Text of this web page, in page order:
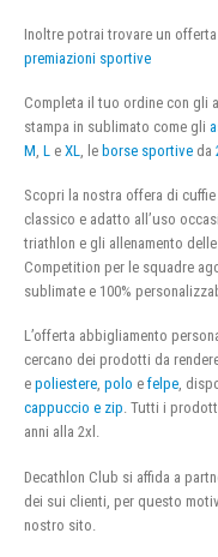
Inoltre potrai trovare un
premiazioni sportive
Completa il tuo ordine con gli
stampa in sublimato come gli
M L e XL , le borse sportive da
Scopri la nostra offera di
classico e adatto all’uso
triathlon e gli allenamento
Competition per le squadre
sublimate e 100%
L’offerta abbigliamento
cercano dei prodotti da
e poliestere, polo e felpe,
cappuccio e zip. Tutti i
anni alla 2xl.
Decathlon Club si affida a
dei sui clienti, per questo
nostro sito.